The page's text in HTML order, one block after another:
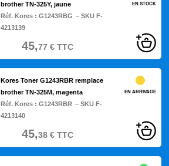
brother TN-325Y, jaune
Réf. Kores : G1243RBG – SKU F-
4213139
EN STOCK
45,77 €TTC
Kores Toner G1243RBR remplace
brother TN-325M, magenta
Réf. Kores : G1243RBR – SKU F-
4213140
EN ARRIVAGE
45,38€TTC